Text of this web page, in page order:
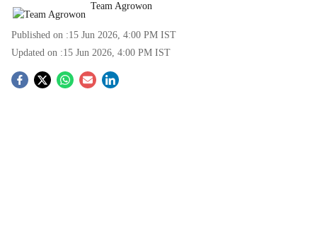
Team Agrowon
Published on :15 Jun 2026, 4:00 PM IST
Updated on :15 Jun 2026, 4:00 PM IST
S